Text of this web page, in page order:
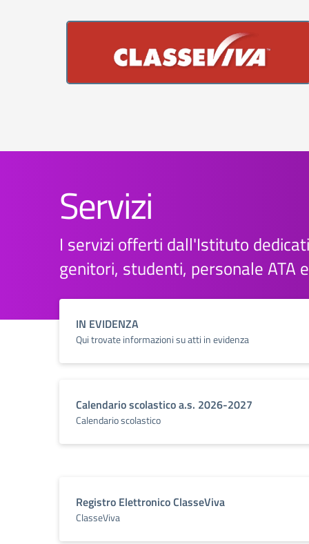
Servizi
I servizi offerti dall'Istituto
genitori, studenti, personale ATA
IN EVIDENZA
Qui trovate informazioni su atti in evidenza
Calendario scolastico a.s. 2026-2027
Calendario scolastico
Registro Elettronico ClasseViva
ClasseViva